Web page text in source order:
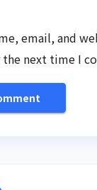
email, and
the next time I